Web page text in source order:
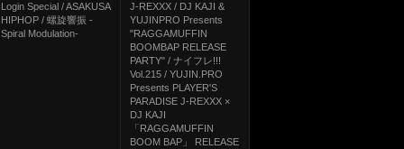
Login Special / ASAKUSA
HIPHOP / 螺旋響振 -
Spiral Modulation-
J-REXXX / DJ KAJI &
YUJINPRO Presents
"RAGGAMUFFIN
BOOMBAP RELEASE
PARTY" / ナイフレ!!!
Vol.215 / YUJIN.PRO
Presents PLAYER'S
PARADISE J-REXXX ×
DJ KAJI
「RAGGAMUFFIN
BOOM BAP」 RELEASE